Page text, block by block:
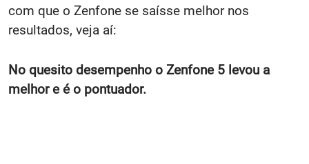
com que o Zenfone se saísse melhor nos
resultados, veja aí:
No quesito desempenho o Zenfone 5 levou a
melhor e é o pontuador.